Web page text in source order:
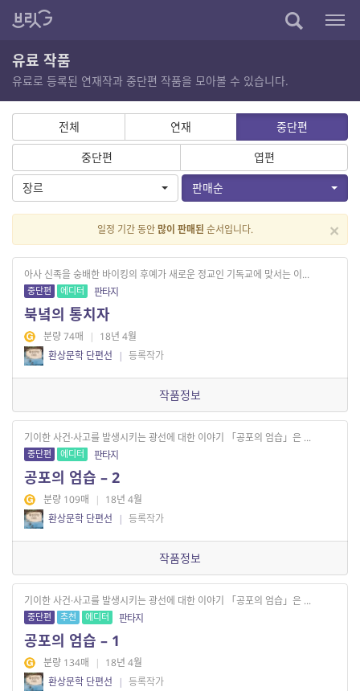
유료 작품
유료로 등록된 연재작과 중단편 작품을 모아볼 수 있습니다.
전체 연재
중단편
중단편
엽편
장르
판매순
×
일정 기간 동안많이 판매된 순서입니다.
아사 신족을 숭배한 바이킹의 후예가 새로운 정교인 기독교에 맞서는 이...
중단편 에디터 판타지
북녘의 통치자
분량 74매 | 18년 4월
환상문학 단편선
| 등록작가
작품정보
기이한 사건·사고를 발생시키는 광선에 대한 이야기 「공포의 엄습」은 ...
중단편 에디터 판타지
공포의 엄습 – 2
분량 109매 | 18년 4월
환상문학 단편선
| 등록작가
작품정보
기이한 사건·사고를 발생시키는 광선에 대한 이야기 「공포의 엄습」은 ...
중단편 추천 에디터 판타지
공포의 엄습 – 1
분량 134매 | 18년 4월
환상문학 단편선
| 등록작가